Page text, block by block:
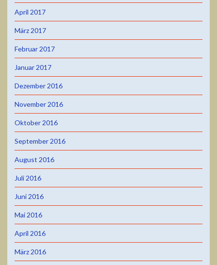
April 2017
März 2017
Februar 2017
Januar 2017
Dezember 2016
November 2016
Oktober 2016
September 2016
August 2016
Juli 2016
Juni 2016
Mai 2016
April 2016
März 2016